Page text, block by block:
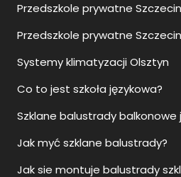
Przedszkole prywatne Szczecin
Przedszkole prywatne
Systemy klimatyzacji Olsztyn
Co to jest szkoła językowa?
Szklane balustrady balkonowe
Jak myć szklane balustrady?
Jak sie montuje balustrady